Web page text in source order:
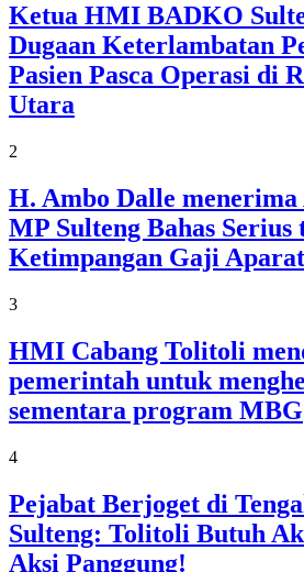
Ketua HMI BADKO
Dugaan Keterlambatan
Pasien Pasca Operasi di
Utara
2
H. Ambo Dalle
MP Sulteng Bahas
Ketimpangan Gaji Aparat
3
HMI Cabang Tolitoli
pemerintah untuk
sementara program MBG
4
Pejabat Berjoget di
Sulteng: Tolitoli Butuh
Aksi Panggung!